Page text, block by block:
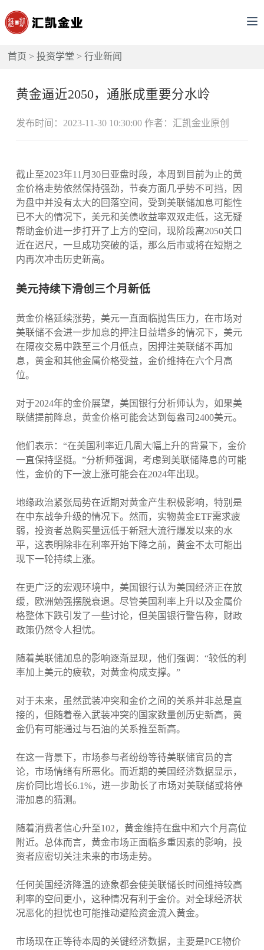
首页 >投资学堂 >行业新闻
黄金逼近2050，通胀成重要分水岭
发布时间：2023-11-30 10:30:00 作者：汇凯金业原创
截止至2023年11月30日亚盘时段，本周到目前为止的黄
金价格走势依然保持强劲，节奏方面几乎势不可挡，因
为盘中并没有太大的回落空间，受到美联储加息可能性
已不大的情况下，美元和美债收益率双双走低，这无疑
帮助金价进一步打开了上方的空间，现阶段离2050关口
近在迟尺，一旦成功突破的话，那么后市或将在短期之
内再次冲击历史新高。
美元持续下滑创三个月新低
黄金价格延续涨势，美元一直面临抛售压力，在市场对
美联储不会进一步加息的押注日益增多的情况下，美元
在隔夜交易中跌至三个月低点，因押注美联储不再加
息，黄金和其他金属价格受益，金价维持在六个月高
位。
对于2024年的金价展望，美国银行分析师认为，如果美
联储提前降息，黄金价格可能会达到每盎司2400美元。
他们表示：“在美国利率近几周大幅上升的背景下，金价
一直保持坚挺。”分析师强调，考虑到美联储降息的可能
性，金价的下一波上涨可能会在2024年出现。
地缘政治紧张局势在近期对黄金产生积极影响，特别是
在中东战争升级的情况下。然而，实物黄金ETF需求疲
弱，投资者总购买量远低于新冠大流行爆发以来的水
平，这表明除非在利率开始下降之前，黄金不太可能出
现下一轮持续上涨。
在更广泛的宏观环境中，美国银行认为美国经济正在放
缓，欧洲勉强摆脱衰退。尽管美国利率上升以及金属价
格整体下跌引发了一些讨论，但美国银行警告称，财政
政策仍然令人担忧。
随着美联储加息的影响逐渐显现，他们强调：“较低的利
率加上美元的疲软，对黄金构成支撑。”
对于未来，虽然武装冲突和金价之间的关系并非总是直
接的，但随着卷入武装冲突的国家数量创历史新高，黄
金仍有可能通过与石油的关系推至新高。
在这一背景下，市场参与者纷纷等待美联储官员的言
论，市场情绪有所恶化。而近期的美国经济数据显示，
房价同比增长6.1%，进一步助长了市场对美联储或将停
滞加息的猜测。
随着消费者信心升至102，黄金维持在盘中和六个月高位
附近。总体而言，黄金市场正面临多重因素的影响，投
资者应密切关注未来的市场走势。
任何美国经济降温的迹象都会使美联储长时间维持较高
利率的空间更小，这种情况有利于金价。对全球经济状
况恶化的担忧也可能推动避险资金流入黄金。
市场现在正等待本周的关键经济数据，主要是PCE物价